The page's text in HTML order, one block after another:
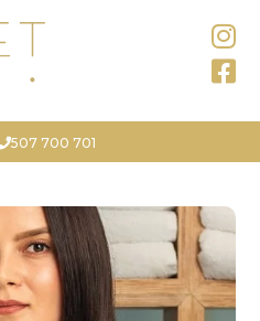
507 700 701